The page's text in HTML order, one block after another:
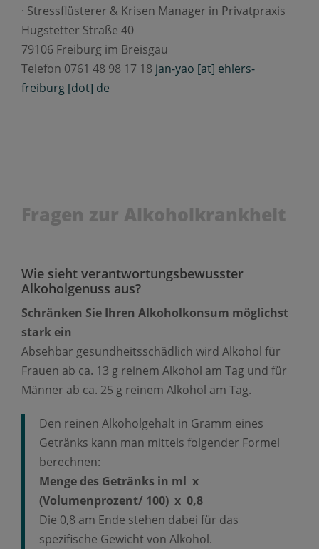
· Stressflüsterer & Krisen Manager in Privatpraxis
Hugstetter Straße 40
79106 Freiburg im Breisgau
Telefon 0761 48 98 17 18 jan-yao [at] ehlers-
freiburg [dot] de
Fragen zur Alkoholkrankheit
Wie sieht verantwortungsbewusster
Alkoholgenuss aus?
Schränken Sie Ihren Alkoholkonsum möglichst
stark ein
Absehbar gesundheitsschädlich wird Alkohol für
Frauen ab ca. 13 g reinem Alkohol am Tag und für
Männer ab ca. 25 g reinem Alkohol am Tag.
Den reinen Alkoholgehalt in Gramm eines
Getränks kann man mittels folgender Formel
berechnen:
Menge des Getränks in ml x
(Volumenprozent/ 100) x 0,8
Die 0,8 am Ende stehen dabei für das
spezifische Gewicht von Alkohol.